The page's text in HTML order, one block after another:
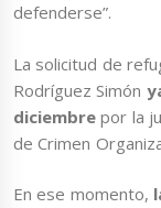
defenderse”.
La solicitud de
Rodríguez Simón
diciembrepor la
de Crimen
En ese momento,